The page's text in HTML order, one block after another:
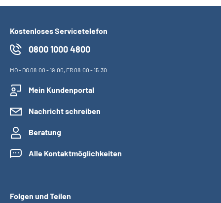
Kostenloses Servicetelefon
0800 1000 4800
MO- DO08:00 - 19:00, FR08:00 - 15:30
Mein Kundenportal
Nachricht schreiben
Beratung
Alle Kontaktmöglichkeiten
Folgen und Teilen